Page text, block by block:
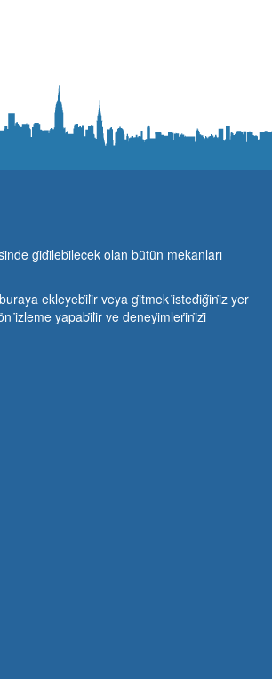
gi̇di̇lebi̇lecek olan bütün mekanları
buraya ekleyebi̇li̇r veya gi̇tmek i̇stedi̇ği̇ni̇z yer
i̇zleme yapabi̇li̇r ve deneyi̇mleri̇ni̇zi̇